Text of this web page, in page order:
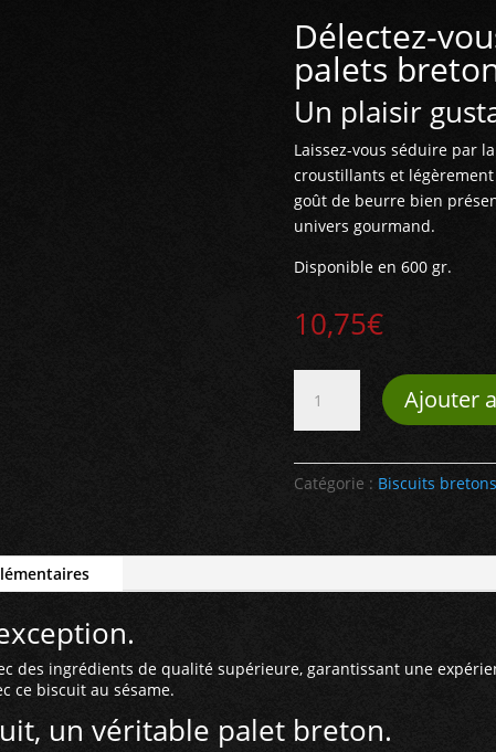
Délectez-
palets
Un plaisir
Laissez-vous séduire par
croustillants et
goût de beurre bien
univers gourmand.
Disponible en 600 gr.
10,75€
Biscuits
-
sésame
Ajouter
Catégorie : Biscuits bretons
des ingrédients de qualité supérieure, garantissant une
ce biscuit au sésame.
un véritable palet breton.